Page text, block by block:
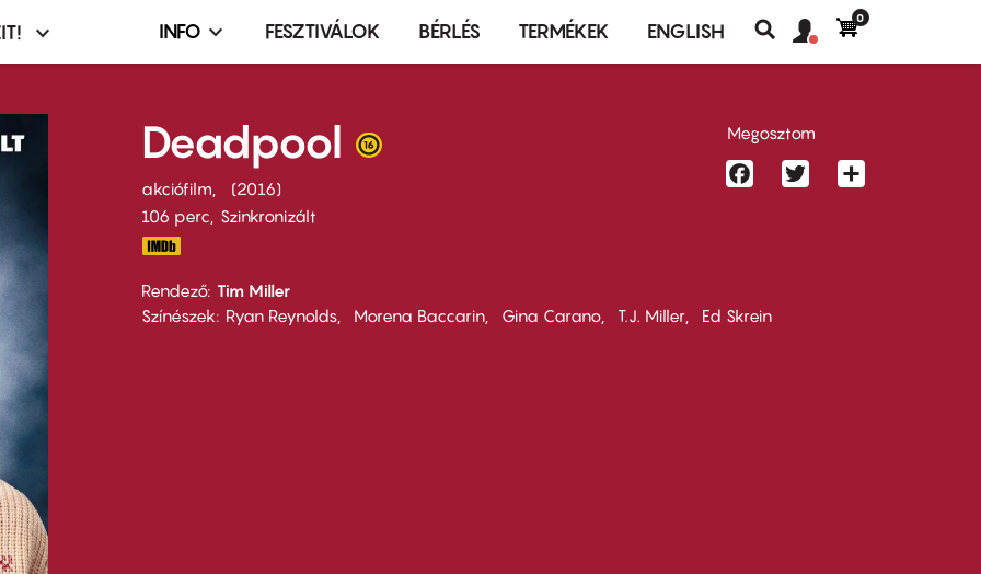
Infó,
terembérlés
menü
INFO FESZTIVÁLOK BÉRLÉS TERMÉKEK ENGLISH
Keresés
fiók
Felhasználói
0
Deadpool
akciófilm
2016
106 perc,
Szinkronizált
Rendező Tim Miller
Színészek
Ryan Reynolds Morena Baccarin Gina Carano T.J. Miller Ed Skrein
Megosztom
FacebookTwitter